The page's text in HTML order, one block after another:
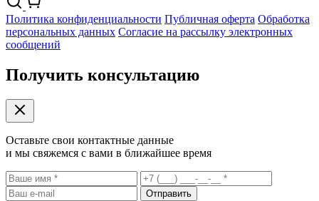
Политика конфиденциальности Публичная оферта Обработка
персональных данных Согласие на рассылку электронных
сообщений
Получить консультацию
Оставьте свои контактные данные
и мы свяжемся с вами в ближайшее время
Отправить